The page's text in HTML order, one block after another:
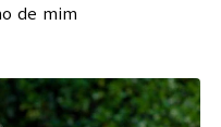
de mim